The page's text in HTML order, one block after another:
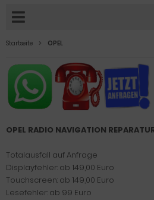
Startseite OPEL
OPEL RADIO NAVIGATION
Totalausfall auf Anfrage
Displayfehler: ab 149,00 Euro
Touchscreen: ab 149,00 Euro
Lesefehler: ab 99 Euro